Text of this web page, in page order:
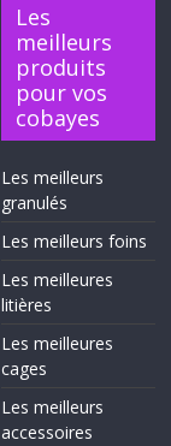
Les
meilleurs
produits
pour vos
cobayes
Les meilleurs
granulés
Les meilleurs foins
Les meilleures
litières
Les meilleures
cages
Les meilleurs
accessoires